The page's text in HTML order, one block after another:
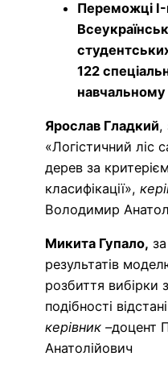
Переможці I-
122
навчальному
Ярослав Гладкий,
«Логістичний ліс
дерев за
класифікації»,
Володимир
Микита Гупало,
результатів
розбиття вибірки
подібності
керівник –доцент
Анатолійович